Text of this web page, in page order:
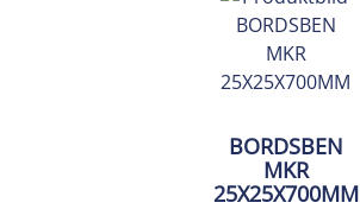
BORDSBEN
MKR
25X25X700MM